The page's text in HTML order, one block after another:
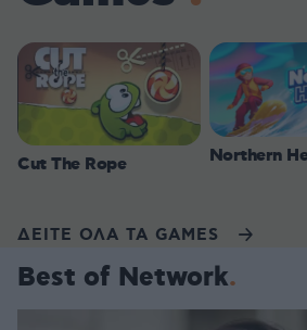
Cut The Rope Northern
ΔΕΙΤΕ ΟΛΑ ΤΑ GAMES
Best of Network